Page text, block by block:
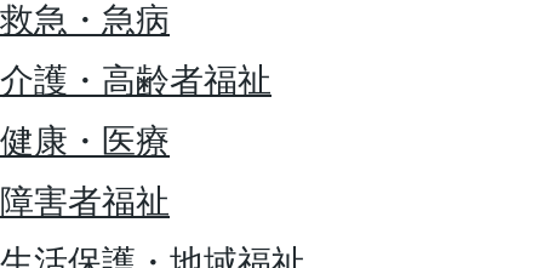
救急・急病
介護・高齢者福祉
健康・医療
障害者福祉